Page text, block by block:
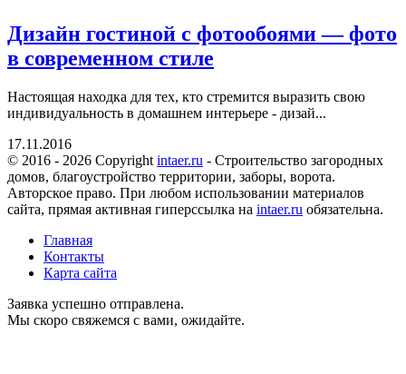
Дизайн гостиной с фотообоями — фото
в современном стиле
Настоящая находка для тех, кто стремится выразить свою
индивидуальность в домашнем интерьере - дизай...
17.11.2016
© 2016 - 2026 Copyright intaer.ru - Cтроительство загородных
домов, благоустройство территории, заборы, ворота.
Авторское право. При любом использовании материалов
сайта, прямая активная гиперссылка на intaer.ru обязательна.
Главная
Контакты
Карта сайта
Заявка успешно отправлена.
Мы скоро свяжемся с вами, ожидайте.